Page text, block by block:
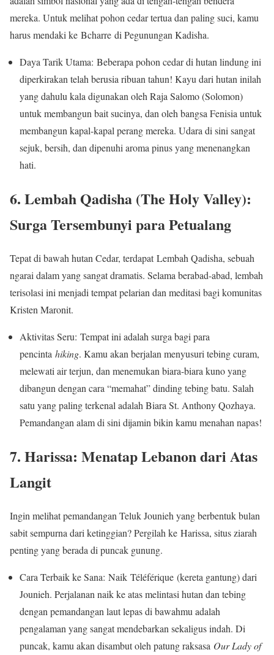
mereka. Untuk melihat pohon cedar tertua dan paling suci, kamu
harus mendaki ke Bcharre di Pegunungan Kadisha.
Daya Tarik Utama: Beberapa pohon cedar di hutan lindung ini
diperkirakan telah berusia ribuan tahun! Kayu dari hutan inilah
yang dahulu kala digunakan oleh Raja Salomo (Solomon)
untuk membangun bait sucinya, dan oleh bangsa Fenisia untuk
membangun kapal-kapal perang mereka. Udara di sini sangat
sejuk, bersih, dan dipenuhi aroma pinus yang menenangkan
hati.
6. Lembah Qadisha (The Holy Valley):
Surga Tersembunyi para Petualang
Tepat di bawah hutan Cedar, terdapat Lembah Qadisha, sebuah
ngarai dalam yang sangat dramatis. Selama berabad-abad, lembah
terisolasi ini menjadi tempat pelarian dan meditasi bagi komunitas
Kristen Maronit.
Aktivitas Seru: Tempat ini adalah surga bagi para
pencinta hiking. Kamu akan berjalan menyusuri tebing curam,
melewati air terjun, dan menemukan biara-biara kuno yang
dibangun dengan cara “memahat” dinding tebing batu. Salah
satu yang paling terkenal adalah Biara St. Anthony Qozhaya.
Pemandangan alam di sini dijamin bikin kamu menahan napas!
7. Harissa: Menatap Lebanon dari Atas
Langit
Ingin melihat pemandangan Teluk Jounieh yang berbentuk bulan
sabit sempurna dari ketinggian? Pergilah ke Harissa, situs ziarah
penting yang berada di puncak gunung.
Cara Terbaik ke Sana: Naik Téléférique (kereta gantung) dari
Jounieh. Perjalanan naik ke atas melintasi hutan dan tebing
dengan pemandangan laut lepas di bawahmu adalah
pengalaman yang sangat mendebarkan sekaligus indah. Di
puncak, kamu akan disambut oleh patung raksasa Our Lady of